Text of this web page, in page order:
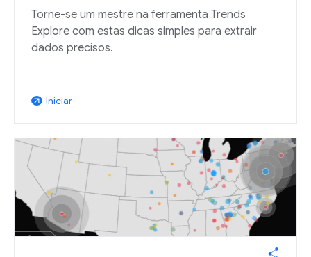
Torne-se um mestre na ferramenta Trends
Explore com estas dicas simples para extrair
dados precisos.
arrow_outward Iniciar